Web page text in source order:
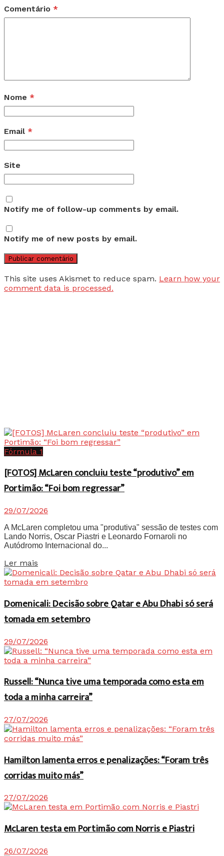
Comentário *
Nome *
Email *
Site
Notify me of follow-up comments by email.
Notify me of new posts by email.
This site uses Akismet to reduce spam. Learn how your
comment data is processed.
Fórmula 1
[FOTOS] McLaren concluiu teste “produtivo” em
Portimão: “Foi bom regressar”
29/07/2026
A McLaren completou uma "produtiva" sessão de testes com
Lando Norris, Oscar Piastri e Leonardo Fornaroli no
Autódromo Internacional do...
Ler mais
Domenicali: Decisão sobre Qatar e Abu Dhabi só será
tomada em setembro
29/07/2026
Russell: “Nunca tive uma temporada como esta em
toda a minha carreira”
27/07/2026
Hamilton lamenta erros e penalizações: “Foram três
corridas muito más”
27/07/2026
McLaren testa em Portimão com Norris e Piastri
26/07/2026